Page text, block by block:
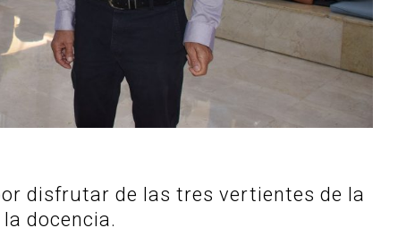
disfrutar de las tres vertientes de la
docencia.